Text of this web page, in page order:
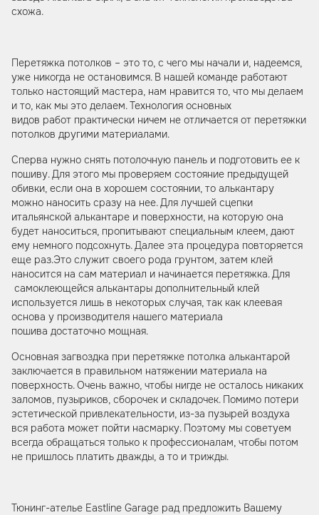
схожа.
Перетяжка потолков – это то, с чего мы начали и, надеемся,
уже никогда не остановимся. В нашей команде работают
только настоящий мастера, нам нравится то, что мы делаем
и то, как мы это делаем. Технология основных
видов работ практически ничем не отличается от перетяжки
потолков другими материалами.
Сперва нужно снять потолочную панель и подготовить ее к
пошиву. Для этого мы проверяем состояние предыдущей
обивки, если она в хорошем состоянии, то алькантару
можно наносить сразу на нее. Для лучшей сцепки
итальянской алькантаре и поверхности, на которую она
будет наноситься, пропитывают специальным клеем, дают
ему немного подсохнуть. Далее эта процедура повторяется
еще раз.Это служит своего рода грунтом, затем клей
наносится на сам материал и начинается перетяжка. Для
самоклеющейся алькантары дополнительный клей
используется лишь в некоторых случая, так как клеевая
основа у производителя нашего материала
пошива достаточно мощная.
Основная загвоздка при перетяжке потолка алькантарой
заключается в правильном натяжении материала на
поверхность. Очень важно, чтобы нигде не осталось никаких
заломов, пузыриков, сборочек и складочек. Помимо потери
эстетической привлекательности, из-за пузырей воздуха
вся работа может пойти насмарку. Поэтому мы советуем
всегда обращаться только к профессионалам, чтобы потом
не пришлось платить дважды, а то и трижды.
Тюнинг-ателье Eastline Garage рад предложить Вашему